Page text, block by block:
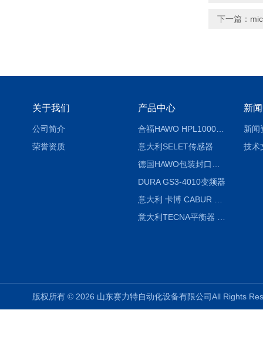
下一篇：
关于我们
公司简介
荣誉资质
产品中心
合福HAWO HPL1000AS封口机
意大利SELET传感器
DURA GS3-4010变频器
新
新闻
技术
版权所有 © 2026 山东赛力特自动化设备有限公司All Rights